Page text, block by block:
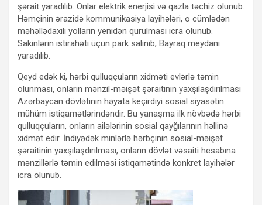
şərait yaradılıb. Onlar elektrik enerjisi və qazla təchiz olunub.
Həmçinin ərazidə kommunikasiya layihələri, o cümlədən
məhəllədaxili yolların yenidən qurulması icra olunub.
Sakinlərin istirahəti üçün park salınıb, Bayraq meydanı
yaradılıb.
Qeyd edək ki, hərbi qulluqçuların xidməti evlərlə təmin
olunması, onların mənzil-məişət şəraitinin yaxşılaşdırılması
Azərbaycan dövlətinin həyata keçirdiyi sosial siyasətin
mühüm istiqamətlərindəndir. Bu yanaşma ilk növbədə hərbi
qulluqçuların, onların ailələrinin sosial qayğılarının həllinə
xidmət edir. İndiyədək minlərlə hərbçinin sosial-məişət
şəraitinin yaxşılaşdırılması, onların dövlət vəsaiti hesabına
mənzillərlə təmin edilməsi istiqamətində konkret layihələr
icra olunub.